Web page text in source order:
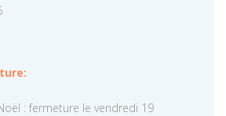
: fermeture le vendredi 19